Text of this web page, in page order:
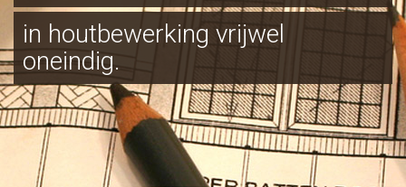
in houtbewerking vrijwel
oneindig.